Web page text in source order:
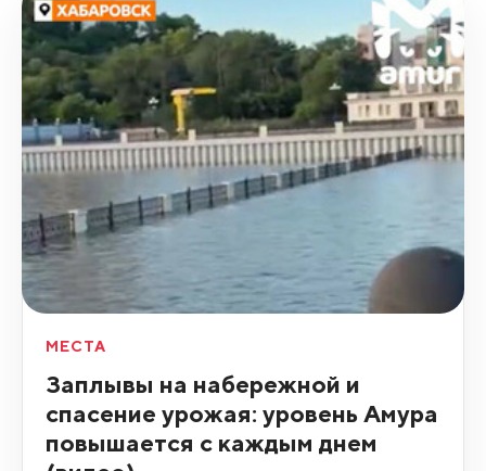
МЕСТА
Заплывы на набережной и
спасение урожая: уровень Амура
повышается с каждым днем